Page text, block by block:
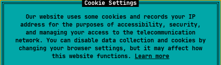
Cookie Settings
Our website uses some cookies and records your IP
address for the purposes of accessibility, security,
and managing your access to the telecommunication
network. You can disable data collection and cookies by
changing your browser settings, but it may affect how
this website functions. Learn more
ASP.NET
最終更新日： 2026 年 7 月 16 日